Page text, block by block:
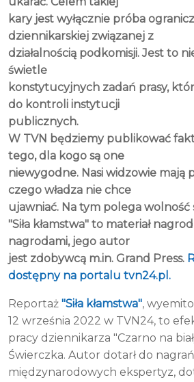
kary jest wyłącznie próba
dziennikarskiej związanej z
działalnością podkomisji. Jest to
świetle
konstytucyjnych zadań prasy,
do kontroli instytucji
publicznych.
W TVN będziemy publikować
tego, dla kogo są one
niewygodne. Nasi widzowie mają
czego władza nie chce
ujawniać. Na tym polega wolność
"Siła kłamstwa" to materiał
nagrodami, jego autor
jest zdobywcą m.in. Grand Press.
dostępny na portalu tvn24.pl.
Reportaż "Siła kłamstwa",
12 września 2022 w TVN24, to
pracy dziennikarza "Czarno na
Świerczka. Autor dotarł do
międzynarodowych ekspertyz,